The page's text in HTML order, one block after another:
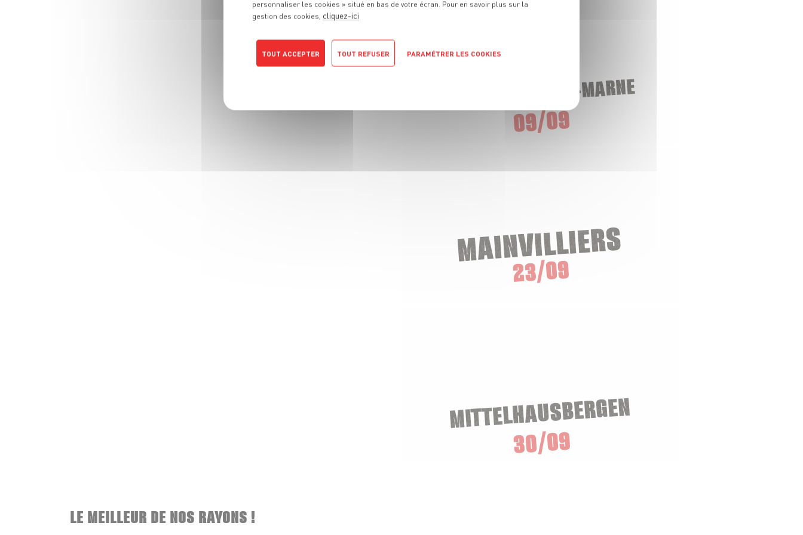
CHAMPIGNY-SUR-MARNE
09/09
MAINVILLIERS
23/09
MITTELHAUSBERGEN
30/09
LE MEILLEUR DE NOS RAYONS !
personnaliser les cookies » situé en bas de votre écran. Pour en savoir plus sur la
gestion des cookies, cliquez-ici
TOUT ACCEPTER TOUT REFUSER PARAMÉTRER LES COOKIES